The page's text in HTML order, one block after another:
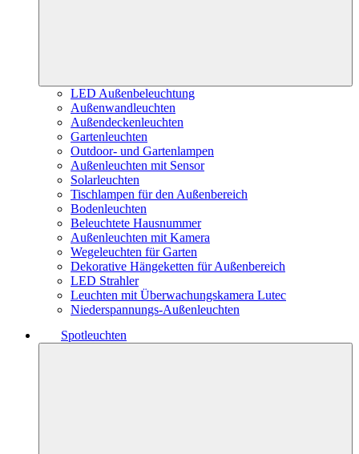
LED Außenbeleuchtung
Außenwandleuchten
Außendeckenleuchten
Gartenleuchten
Outdoor- und Gartenlampen
Außenleuchten mit Sensor
Solarleuchten
Tischlampen für den Außenbereich
Bodenleuchten
Beleuchtete Hausnummer
Außenleuchten mit Kamera
Wegeleuchten für Garten
Dekorative Hängeketten für Außenbereich
LED Strahler
Leuchten mit Überwachungskamera Lutec
Niederspannungs-Außenleuchten
Spotleuchten